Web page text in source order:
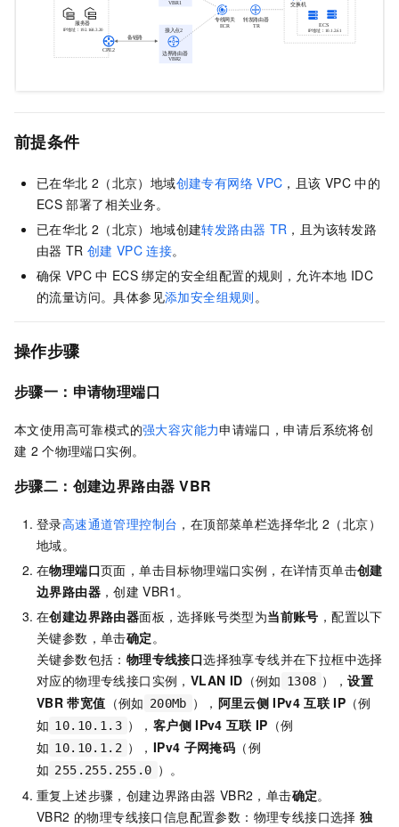
前提条件
已在华北 2（北京）地域创建专有网络 VPC ，且该 VPC 中的
ECS 部署了相关业务。
已在华北 2（北京）地域创建转发路由器 TR ，且为该转发路
由器 TR 创建 VPC 连接。
确保 VPC 中 ECS 绑定的安全组配置的规则，允许本地 IDC
的流量访问。具体参见添加安全组规则。
操作步骤
步骤一：申请物理端口
本文使用高可靠模式的强大容灾能力申请端口，申请后系统将创
建 2 个物理端口实例。
步骤二：创建边界路由器 VBR
登录高速通道管理控制台 ，在顶部菜单栏选择华北 2（北京）
地域。
在物理端口页面，单击目标物理端口实例，在详情页单击创建
边界路由器 ，创建 VBR1。
在创建边界路由器面板，选择账号类型为当前账号 ，配置以下
关键参数，单击确定 。
关键参数包括： 物理专线接口选择独享专线并在下拉框中选择
对应的物理专线接口实例， VLAN ID （例如 1308 ），设置
VBR 带宽值 （例如 200Mb ）， 阿里云侧 IPv4 互联 IP （例
如 10.10.1.3 ）， 客户侧 IPv4 互联 IP （例
如 10.10.1.2 ）， IPv4 子网掩码 （例
如 255.255.255.0 ）。
重复上述步骤，创建边界路由器 VBR2，单击确定。
VBR2 的物理专线接口信息配置参数：物理专线接口选择独